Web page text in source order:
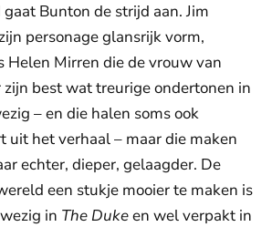
Bunton de strijd aan. Jim
personage glansrijk vorm,
Helen Mirren die de vrouw van
zijn best wat treurige ondertonen in
– en die halen soms ook
uit het verhaal – maar die maken
echter, dieper, gelaagder. De
een stukje mooier te maken is
in The Dukeen wel verpakt in